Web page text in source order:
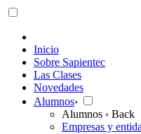
Inicio
Sobre Sapientec
Las Clases
Novedades
Alumnos›
Alumnos ‹ Back
Empresas y